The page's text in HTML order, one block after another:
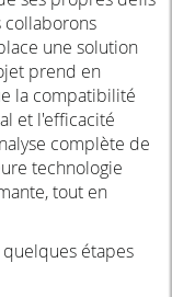
collaborons
une solution
prend en
la compatibilité
et l'efficacité
complète de
technologie
tout en
étapes